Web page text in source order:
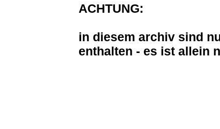
ACHTUNG:
in diesem archiv sind
enthalten - es ist allein